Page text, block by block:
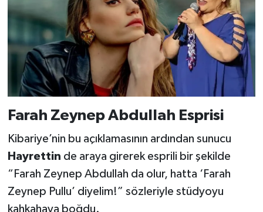
Farah Zeynep Abdullah Esprisi
Kibariye’nin bu açıklamasının ardından sunucu
Hayrettin de araya girerek esprili bir şekilde
“Farah Zeynep Abdullah da olur, hatta ‘Farah
Zeynep Pullu’ diyelim!” sözleriyle stüdyoyu
kahkahaya boğdu.